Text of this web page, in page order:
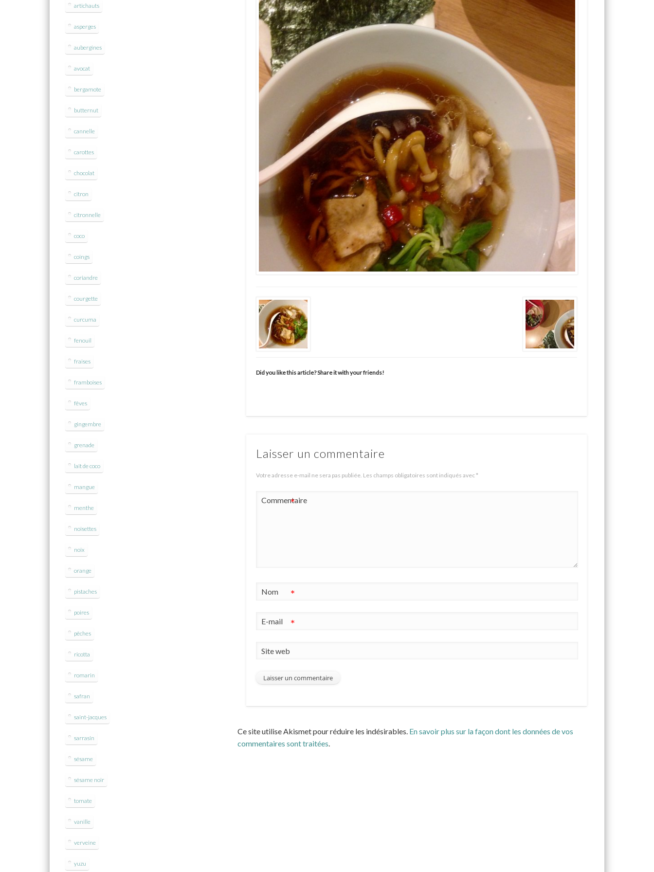
Did you like this article? Share it with your friends!
Laisser un commentaire
Votre adresse e-mail ne sera pas publiée. Les champs obligatoires sont indiqués avec*
Commentaire
*
Nom *
E-mail *
Site web
Ce site utilise Akismet pour réduire les indésirables. En savoir plus sur la façon dont les données de vos
commentaires sont traitées.
artichauts
asperges
aubergines
avocat
bergamote
butternut
cannelle
carottes
chocolat
citron
citronnelle
coco
coings
coriandre
courgette
curcuma
fenouil
fraises
framboises
fêves
gingembre
grenade
lait de coco
mangue
menthe
noisettes
noix
orange
pistaches
poires
pêches
ricotta
romarin
safran
saint-jacques
sarrasin
sésame
sésame noir
tomate
vanille
verveine
yuzu